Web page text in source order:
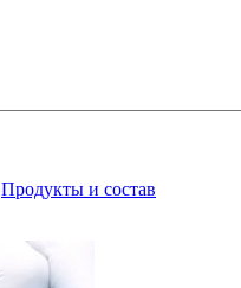
Продукты и состав